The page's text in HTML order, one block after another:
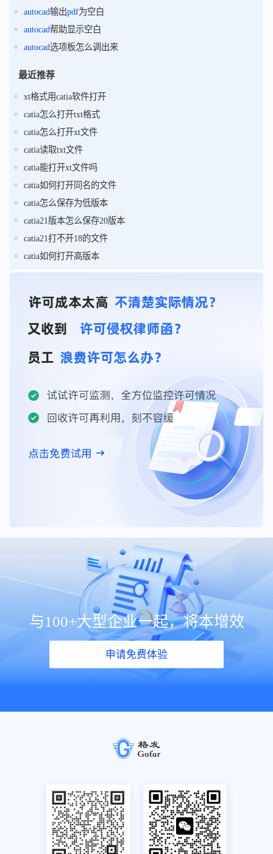
autocad输出pdf为空白
autocad帮助显示空白
autocad选项板怎么调出来
最近推荐
xt格式用catia软件打开
catia怎么打开txt格式
catia怎么打开xt文件
catia读取txt文件
catia能打开xt文件吗
catia如何打开同名的文件
catia怎么保存为低版本
catia21版本怎么保存20版本
catia21打不开18的文件
catia如何打开高版本
与100+大型企业一起，将本增效
申请免费体验